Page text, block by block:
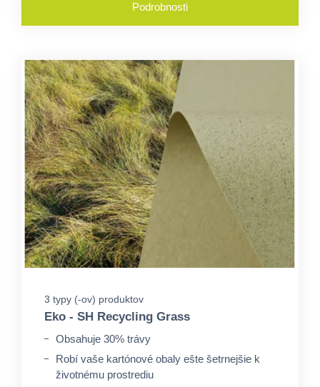
Podrobnosti
3 typy (-ov) produktov
Eko - SH Recycling Grass
Obsahuje 30% trávy
Robí vaše kartónové obaly ešte šetrnejšie k
životnému prostrediu